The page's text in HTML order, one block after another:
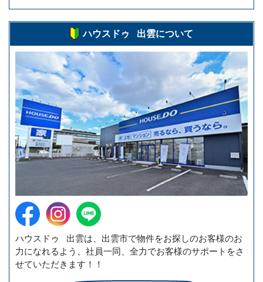
ハウスドゥ 出雲について
ハウスドゥ 出雲は、出雲市で物件をお探しのお客様のお
力になれるよう、社員一同、全力でお客様のサポートをさ
せていただきます！！